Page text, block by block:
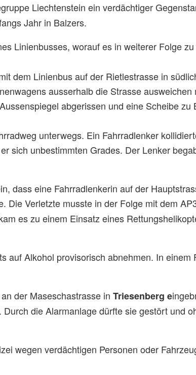
Liechtenstein ein verdächtiger
Jahr in Balzers.
Linienbusses, worauf es in weiterer Folge
dem Linienbus auf der Rietlestrasse in
ausserhalb die Strasse ausweichen
abgerissen und eine Scheibe zu
unterwegs. Ein Fahrradlenker
sich unbestimmten Grades. Der Lenker
dass eine Fahrradlenkerin auf der
Die Verletzte musste in der Folge mit dem
es zu einem Einsatz eines
auf Alkohol provisorisch abnehmen. In einem
der Maseschastrasse in Triesenberg e
die Alarmanlage dürfte sie gestört und
wegen verdächtigen Personen oder